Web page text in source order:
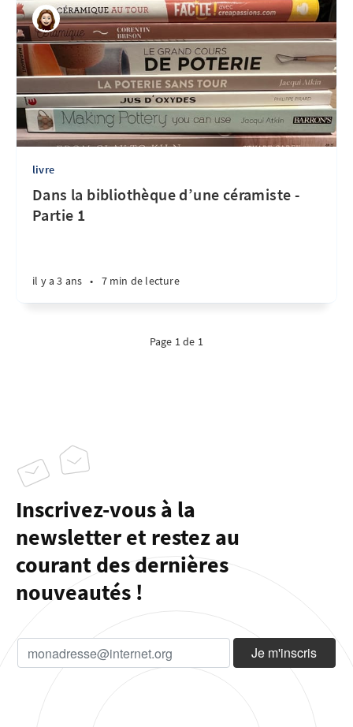
livre
Dans la bibliothèque d’une céramiste -
Partie 1
il y a 3 ans • 7 min de lecture
Page 1 de 1
Inscrivez-vous à la
newsletter et restez au
courant des dernières
nouveautés !